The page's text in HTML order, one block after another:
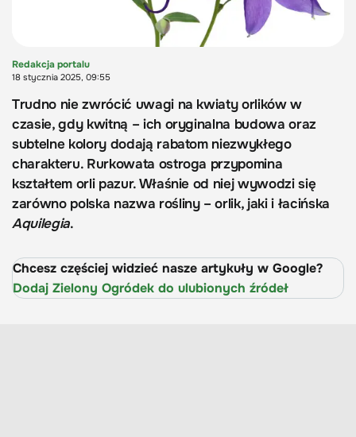
Redakcja portalu
18 stycznia 2025, 09:55
Trudno nie zwrócić uwagi na kwiaty orlików w
czasie, gdy kwitną – ich oryginalna budowa oraz
subtelne kolory dodają rabatom niezwykłego
charakteru. Rurkowata ostroga przypomina
kształtem orli pazur. Właśnie od niej wywodzi się
zarówno polska nazwa rośliny – orlik, jaki i łacińska
Aquilegia.
Chcesz częściej widzieć nasze artykuły w Google?
Dodaj Zielony Ogródek do ulubionych źródeł